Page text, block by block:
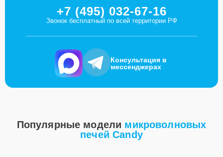
+7 (495) 032-67-16
Звонок бесплатный по всей территории РФ
Консультация в
мессенджерах
Популярные модели микроволновых
печей Candy